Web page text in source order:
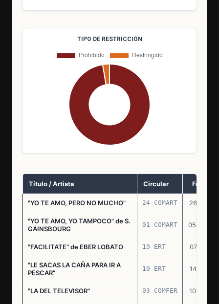
TIPO DE RESTRICCIÓN
Título / Artista Circular Fecha
"YO TE AMO, PERO NO MUCHO" 24-COMART 26.11.69
"YO TE AMO, YO TAMPOCO" de S.
GAINSBOURG
01-COMART 05.02.70
"FACILITATE" de EBER LOBATO 19-ERT 07.10.70
"LE SACAS LA CAÑA PARA IR A
PESCAR"
10-ERT 14.07.71
"LA DEL TELEVISOR" 03-COMFER 10.01.73